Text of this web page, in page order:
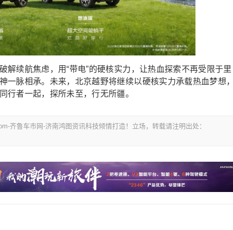
解续航焦虑，用“带电”的硬核实力，让热血探索不再受限于里
一脉相承。未来，北京越野将继续以硬核实力承载热血梦想
行者一起，探所未至，行无所疆。
齐鲁车市网-济南鸿图资讯科技倾情打造！立场，转载请注明出处：